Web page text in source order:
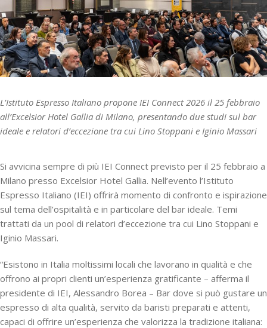
L’Istituto Espresso Italiano propone IEI Connect 2026 il 25 febbraio
all’Excelsior Hotel Gallia di Milano, presentando due studi sul bar
ideale e relatori d’eccezione tra cui Lino Stoppani e Iginio Massari
Si avvicina sempre di più IEI Connect previsto per il 25 febbraio a
Milano presso Excelsior Hotel Gallia. Nell’evento l’Istituto
Espresso Italiano (IEI) offrirà momento di confronto e ispirazione
sul tema dell’ospitalità e in particolare del bar ideale. Temi
trattati da un pool di relatori d’eccezione tra cui Lino Stoppani e
Iginio Massari.
“Esistono in Italia moltissimi locali che lavorano in qualità e che
offrono ai propri clienti un’esperienza gratificante – afferma il
presidente di IEI, Alessandro Borea – Bar dove si può gustare un
espresso di alta qualità, servito da baristi preparati e attenti,
capaci di offrire un’esperienza che valorizza la tradizione italiana: